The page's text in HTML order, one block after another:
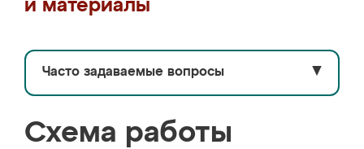
и материалы
Часто задаваемые вопросы ▼
Схема работы